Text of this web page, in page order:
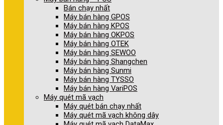
Bán chạy nhất
Máy bán hàng GPOS
Máy bán hàng KPOS
Máy bán hàng OKPOS
Máy bán hàng OTEK
Máy bán hàng SEWOO
Máy bán hàng Shangchen
Máy bán hàng Sunmi
Máy bán hàng TYSSO
Máy bán hàng VariPOS
Máy quét mã vạch
Máy quét bán chạy nhất
Máy quét mã vạch không dây